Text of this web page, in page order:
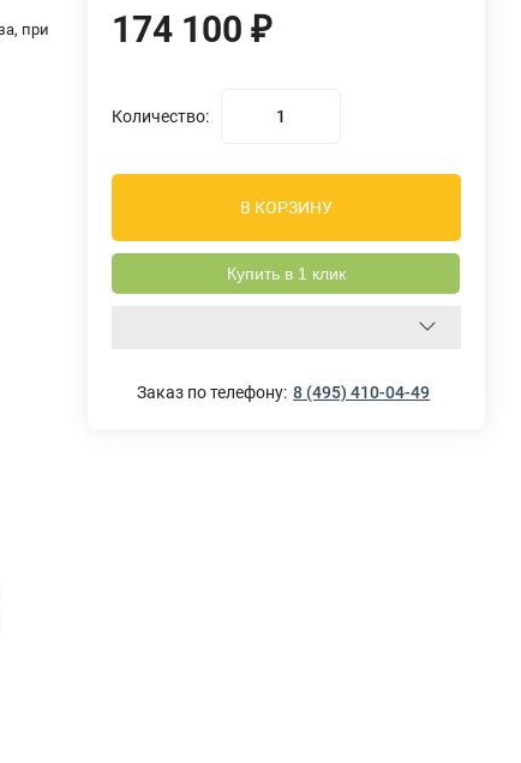
при
174 100₽
Количество:
В КОРЗИНУ
Купить в 1 клик
Заказ по телефону: 8 (495) 410-04-49